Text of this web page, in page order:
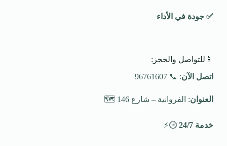
✅ جودة في الأداء
📱للتواصل والحجز:
اتصل الآن: 📞 96761607
العنوان: الفروانية – شارع 146 🗺️
خدمة 24/7 🕒⚡